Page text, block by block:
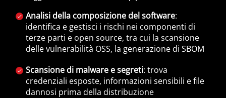
Analisi della composizione del software:
identifica e gestisci i rischi nei componenti di
terze parti e open source, tra cui la scansione
delle vulnerabilità OSS, la generazione di SBOM
Scansione di malware e segreti: trova
credenziali esposte, informazioni sensibili e file
dannosi prima della distribuzione